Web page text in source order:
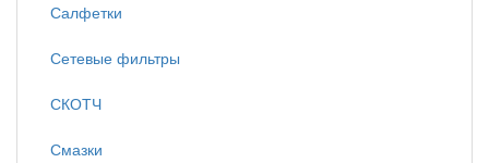
Салфетки
Сетевые фильтры
СКОТЧ
Смазки